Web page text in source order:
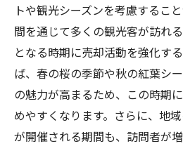
トや観光シーズンを考慮するこ
間を通じて多くの観光客が訪れ
となる時期に売却活動を強化す
ば、春の桜の季節や秋の紅葉シ
の魅力が高まるため、この時期
めやすくなります。さらに、地
が開催される期間も、訪問者が